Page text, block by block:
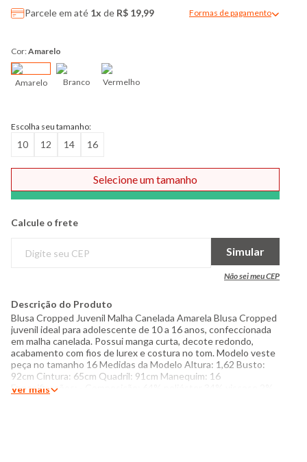
Parcele em até 1x de R$ 19,99 Formas de pagamento
Cor:Amarelo
Amarelo Branco Vermelho
Escolha seu tamanho:
10 12 14 16
Comprar
Selecione um tamanho
Calcule o frete
Simular
Não sei meu CEP
Descrição do Produto
Blusa Cropped Juvenil Malha Canelada Amarela Blusa Cropped
juvenil ideal para adolescente de 10 a 16 anos, confeccionada
em malha canelada. Possui manga curta, decote redondo,
acabamento com fios de lurex e costura no tom. Modelo veste
peça no tamanho 16 Medidas da Modelo Altura: 1,62 Busto:
92cm Cintura: 65cm Quadril: 91cm Manequim: 16
Especificações: - Composição: 64% poliéster 34% viscose 2%
Ver mais